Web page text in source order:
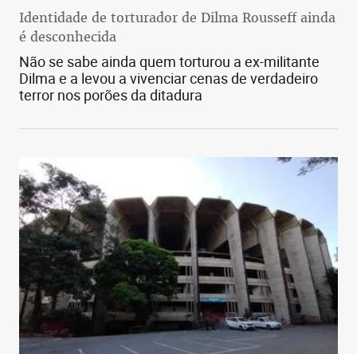
Identidade de torturador de Dilma Rousseff ainda
é desconhecida
Não se sabe ainda quem torturou a ex-militante
Dilma e a levou a vivenciar cenas de verdadeiro
terror nos porões da ditadura